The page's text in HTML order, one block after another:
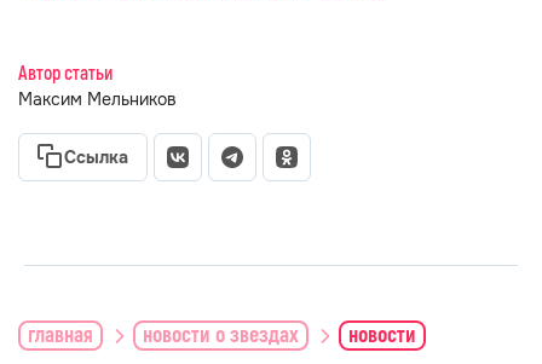
Автор статьи
Максим Мельников
Ссылка
главная новости о звездах новости